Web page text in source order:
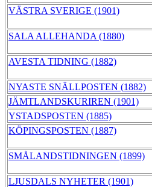
VÄSTRA SVERIGE (1901)
SALA ALLEHANDA (1880)
AVESTA TIDNING (1882)
NYASTE SNÄLLPOSTEN (1882)
JÄMTLANDSKURIREN (1901)
YSTADSPOSTEN (1885)
KÖPINGSPOSTEN (1887)
SMÅLANDSTIDNINGEN (1899)
LJUSDALS NYHETER (1901)